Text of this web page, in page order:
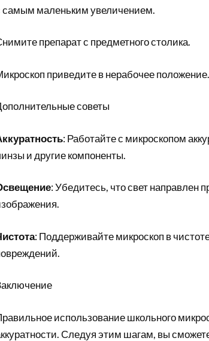
самым маленьким увеличением.
препарат с предметного столика.
приведите в нерабочее положение.
советы
: Работайте с микроскопом
и другие компоненты.
: Убедитесь, что свет направлен
: Поддерживайте микроскоп в
использование школьного
Следуя этим шагам, вы